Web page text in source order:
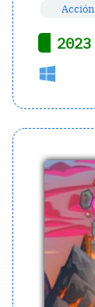
Acción
2023